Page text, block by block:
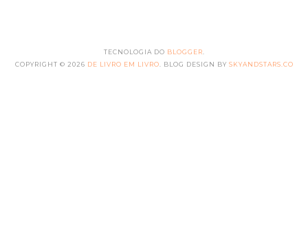
TECNOLOGIA DO BLOGGER
COPYRIGHT © 2026 DE LIVRO EM LIVRO . BLOG DESIGN BY SKYANDSTARS.CO